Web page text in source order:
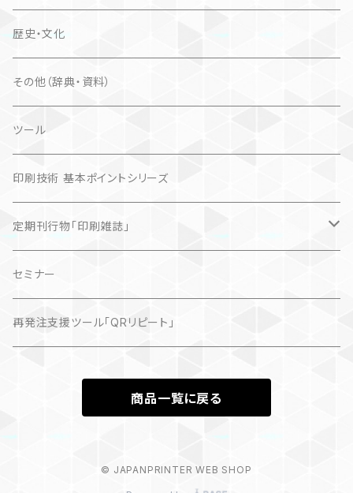
歴史・文化
その他（辞典・資料）
ツール
印刷技術 基本ポイントシリーズ
定期刊行物「印刷雑誌」
記事（デジタル販売）
セミナー
再発注支援ツール「QRリピート」
商品一覧に戻る
© JAPANPRINTER WEB SHOP